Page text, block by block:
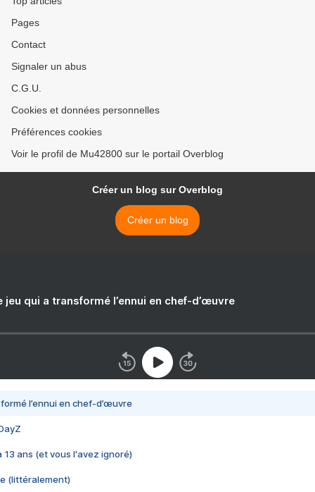
Pages
Contact
Signaler un abus
C.G.U.
Cookies et données personnelles
Préférences cookies
Voir le profil de Mu42800 sur le portail Overblog
Créer un blog sur Overblog
Créer un blog
jeu qui a transformé l’ennui en chef-d’œuvre
l’ennui en chef-d’œuvre
13 ans (et vous l'avez ignoré)
(littéralement)